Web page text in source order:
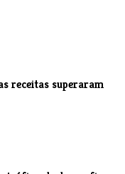
receitas superaram